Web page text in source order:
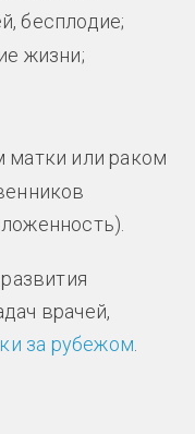
бесплодие;
жизни;
матки или раком
врачей,
за рубежом